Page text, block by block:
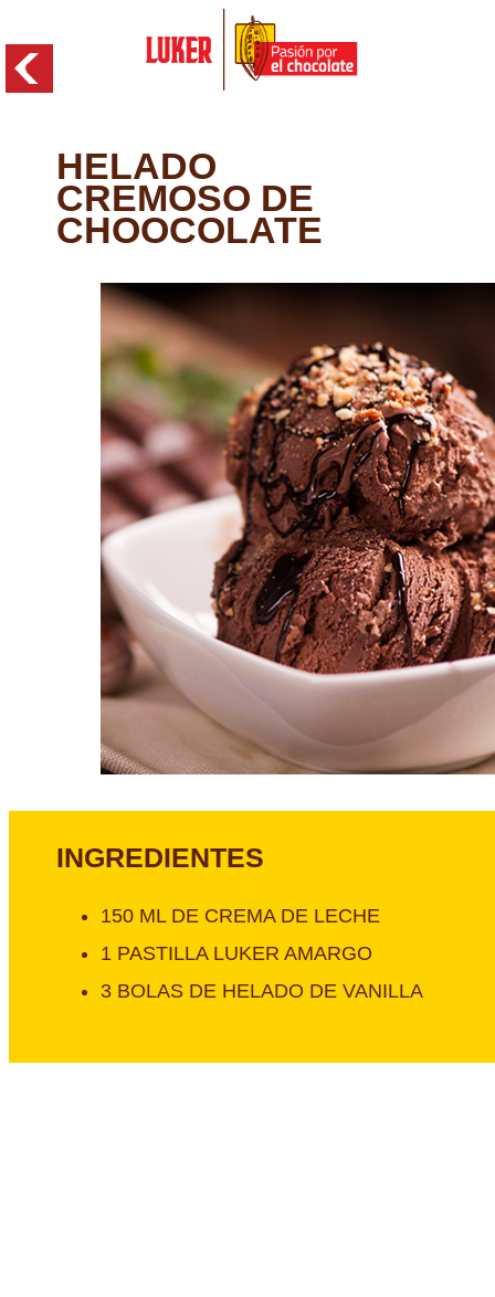
HELADO
CREMOSO DE
CHOOCOLATE
INGREDIENTES
150 ML DE CREMA DE LECHE
1 PASTILLA LUKER AMARGO
3 BOLAS DE HELADO DE VANILLA